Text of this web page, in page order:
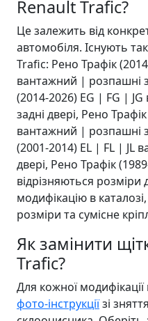
Renault Trafic?
Це залежить від
автомобіля. Існують
Trafic: Рено Трафік
вантажний | розпашні
(2014-2026) EG | FG |
задні двері, Рено
вантажний | розпашні
(2001-2014) EL | FL | JL
двері, Рено Трафік
відрізняються розміри
модифікацію в
розміри та сумісне
Як замінити
Trafic?
Для кожної
фото-інструкціїзі